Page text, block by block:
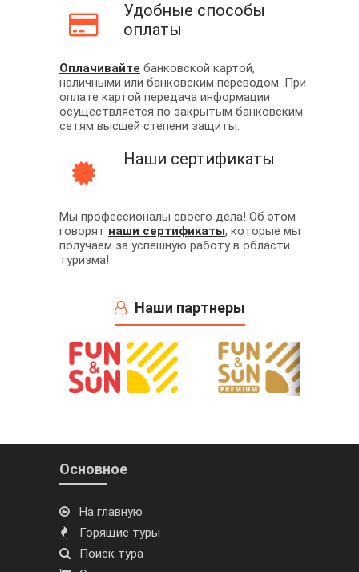
Удобные способы
оплаты
Оплачивайте банковской картой,
наличными или банковским переводом. При
оплате картой передача информации
осуществляется по закрытым банковским
сетям высшей степени защиты.
Наши сертификаты
Мы профессионалы своего дела! Об этом
говорят наши сертификаты, которые мы
получаем за успешную работу в области
туризма!
Наши партнеры
Основное
На главную
Горящие туры
Поиск тура